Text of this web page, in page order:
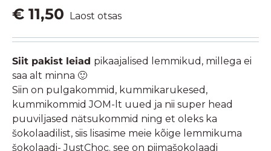
€ 11,50 Laost otsas
Siit pakist leiad pikaajalised lemmikud, millega ei
saa alt minna 🙂
Siin on pulgakommid, kummikarukesed,
kummikommid JOM-lt uued ja nii super head
puuviljased nätsukommid ning et oleks ka
šokolaadilist, siis lisasime meie kõige lemmikuma
šokolaadi- JustChoc. see on piimašokolaadi